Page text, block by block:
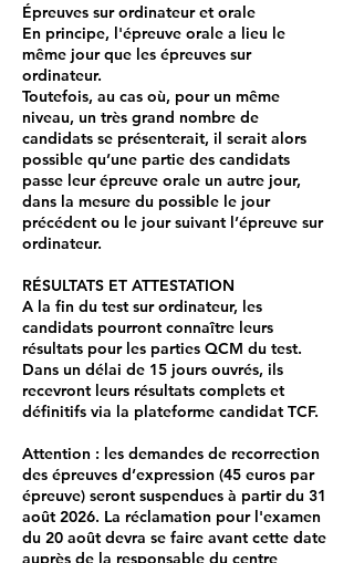
Épreuves sur ordinateur et orale
En principe, l'épreuve orale a lieu le
même jour que les épreuves sur
ordinateur.
Toutefois, au cas où, pour un même
niveau, un très grand nombre de
candidats se présenterait, il serait alors
possible qu’une partie des candidats
passe leur épreuve orale un autre jour,
dans la mesure du possible le jour
précédent ou le jour suivant l’épreuve sur
ordinateur.
RÉSULTATS ET ATTESTATION
A la fin du test sur ordinateur, les
candidats pourront connaître leurs
résultats pour les parties QCM du test.
Dans un délai de 15 jours ouvrés, ils
recevront leurs résultats complets et
définitifs via la plateforme candidat TCF.
Attention : les demandes de recorrection
des épreuves d’expression (45 euros par
épreuve) seront suspendues à partir du 31
août 2026. La réclamation pour l'examen
du 20 août devra se faire avant cette date
auprès de la responsable du centre